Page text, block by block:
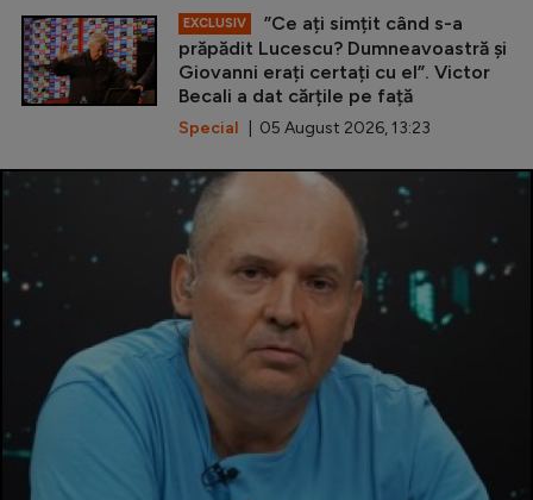
EXCLUSIV
”Ce ați simțit când s-a
prăpădit Lucescu? Dumneavoastră și
Giovanni erați certați cu el”. Victor
Becali a dat cărțile pe față
Special | 05 August 2026, 13:23